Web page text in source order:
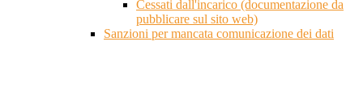
Cessati dall'incarico (documentazione da
pubblicare sul sito web)
Sanzioni per mancata comunicazione dei dati